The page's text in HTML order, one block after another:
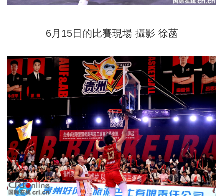
6月15日的比賽現場 攝影 徐菡